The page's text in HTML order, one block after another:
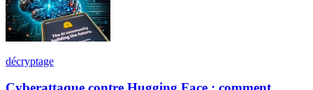
décryptage